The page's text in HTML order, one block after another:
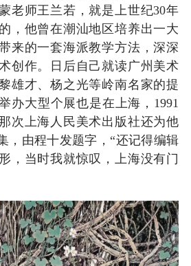
老师王兰若，就是上世纪30年
，他曾在潮汕地区培养出一大
来的一套海派教学方法，深深
创作。日后自己就读广州美术
雄才、杨之光等岭南名家的提
办大型个展也是在上海，1991
次上海人民美术出版社还为他
，由程十发题字，“还记得编辑
，当时我就惊叹，上海没有门